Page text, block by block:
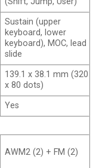
Sustain (upper
keyboard, lower
keyboard), MOC, lead
slide
139.1 x 38.1 mm (320
x 80 dots)
Yes
AWM2 (2) + FM (2)